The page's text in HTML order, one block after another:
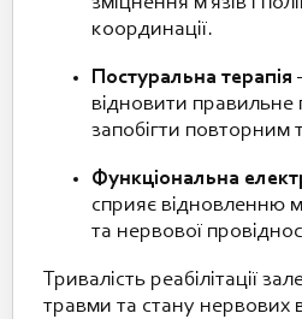
координації.
Постуральна терапія
відновити правильне
запобігти повторним
Функціональна
сприяє відновленню
та нервової
Тривалість реабілітації
травми та стану нервових